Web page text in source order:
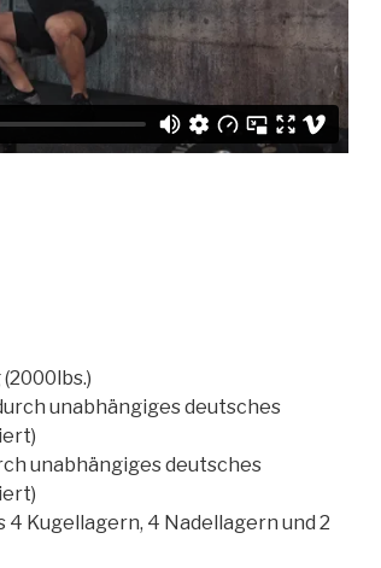
unabhängiges deutsches
unabhängiges deutsches
Kugellagern, 4 Nadellagern und 2